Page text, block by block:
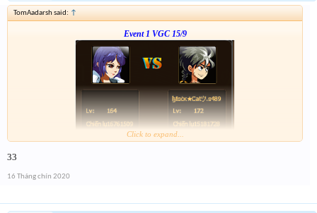
TomAadarsh said: ↑
Event 1 VGC 15/9
Click to expand...
33
16 Tháng chín 2020